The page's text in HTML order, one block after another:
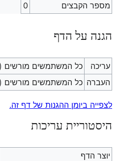
מספר הקבצים
0
הגנה על הדף
עריכה
כל המשתמשים מורשים
העברה כל המשתמשים מורשים
לצפייה ביומן ההגנות של דף זה.
היסטוריית עריכות
יוצר הדף